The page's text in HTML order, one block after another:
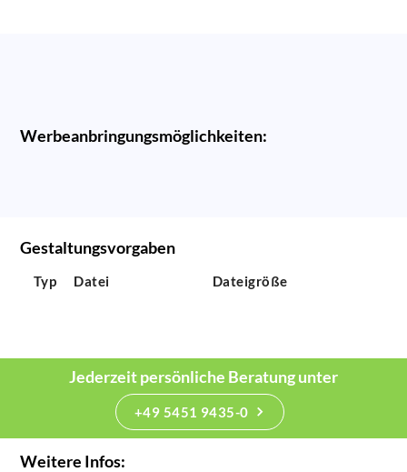
Werbeanbringungsmöglichkeiten:
Gestaltungsvorgaben
Typ Datei Dateigröße
Jederzeit persönliche Beratung unter
+49 5451 9435-0
Weitere Infos: